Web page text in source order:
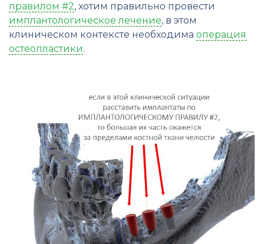
правилом #2, хотим правильно провести
имплантологическое лечение, в этом
клиническом контексте необходима операция
остеопластики.